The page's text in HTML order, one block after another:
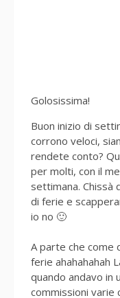
Golosissima!
Buon inizio di
corrono veloci,
rendete conto?
per molti, con il
settimana. Chissà
di ferie e
io no 🙂
A parte che come
ferie ahahahahah
quando andavo in
commissioni varie